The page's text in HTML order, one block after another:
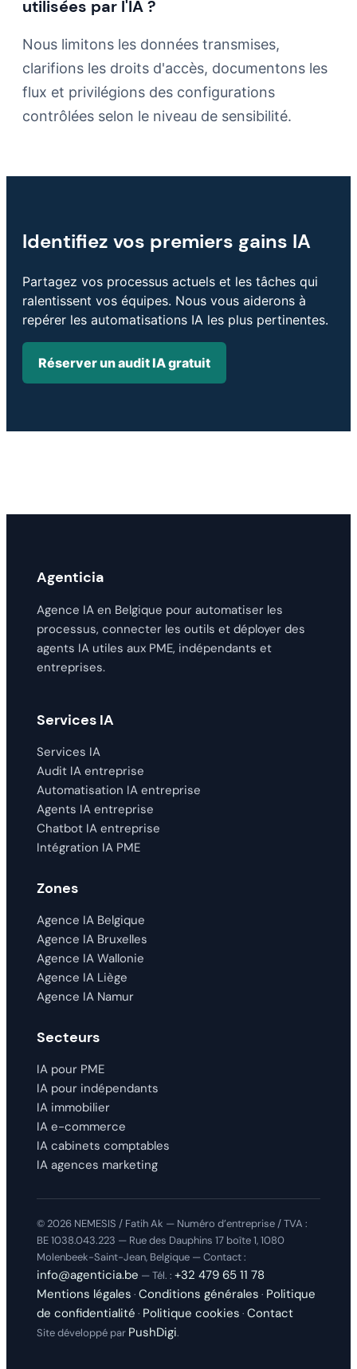
utilisées par l'IA ?
Nous limitons les données transmises,
clarifions les droits d'accès, documentons les
flux et privilégions des configurations
contrôlées selon le niveau de sensibilité.
Identifiez vos premiers gains IA
Partagez vos processus actuels et les tâches qui
ralentissent vos équipes. Nous vous aiderons à
repérer les automatisations IA les plus pertinentes.
Réserver un audit IA gratuit
Agenticia
Agence IA en Belgique pour automatiser les
processus, connecter les outils et déployer des
agents IA utiles aux PME, indépendants et
entreprises.
Services IA
Services IA
Audit IA entreprise
Automatisation IA entreprise
Agents IA entreprise
Chatbot IA entreprise
Intégration IA PME
Zones
Agence IA Belgique
Agence IA Bruxelles
Agence IA Wallonie
Agence IA Liège
Agence IA Namur
Secteurs
IA pour PME
IA pour indépendants
IA immobilier
IA e-commerce
IA cabinets comptables
IA agences marketing
© 2026 NEMESIS / Fatih Ak — Numéro d’entreprise / TVA :
BE 1038.043.223 — Rue des Dauphins 17 boîte 1, 1080
Molenbeek-Saint-Jean, Belgique — Contact :
info@agenticia.be — Tél. : +32 479 65 11 78
Mentions légales · Conditions générales · Politique
de confidentialité · Politique cookies · Contact
Site développé par PushDigi.